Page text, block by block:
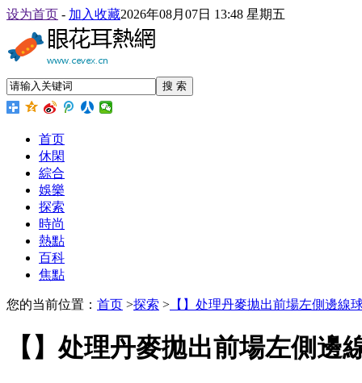
设为首页 - 加入收藏2026年08月07日 13:48 星期五
搜 索
首页
休閑
綜合
娛樂
探索
時尚
熱點
百科
焦點
您的当前位置： 首页 >探索 > 【】处理丹麥拋出前場左側邊線
【】处理丹麥拋出前場左側邊